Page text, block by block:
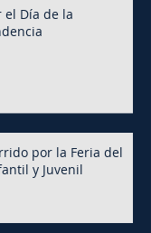
el Día de la
por la Feria del
y Juvenil